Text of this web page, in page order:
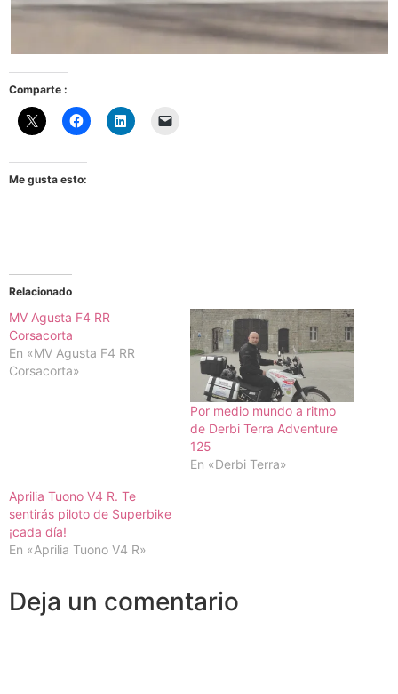
Comparte :
Me gusta esto:
Relacionado
MV Agusta F4 RR
Corsacorta
En «MV Agusta F4 RR
Corsacorta»
Por medio mundo a ritmo
de Derbi Terra Adventure
125
En «Derbi Terra»
Aprilia Tuono V4 R. Te
sentirás piloto de Superbike
¡cada día!
En «Aprilia Tuono V4 R»
Deja un comentario